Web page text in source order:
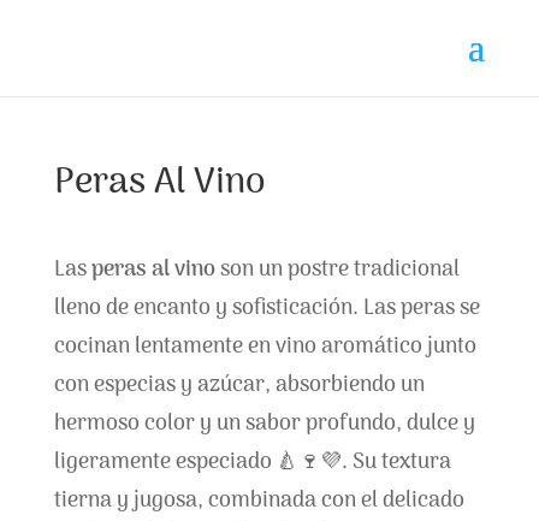
Peras Al Vino
Lasperas al vinoson un postre tradicional
lleno de encanto y sofisticación. Las peras se
cocinan lentamente en vino aromático junto
con especias y azúcar, absorbiendo un
hermoso color y un sabor profundo, dulce y
ligeramente especiado 🍐🍷💜. Su textura
tierna y jugosa, combinada con el delicado